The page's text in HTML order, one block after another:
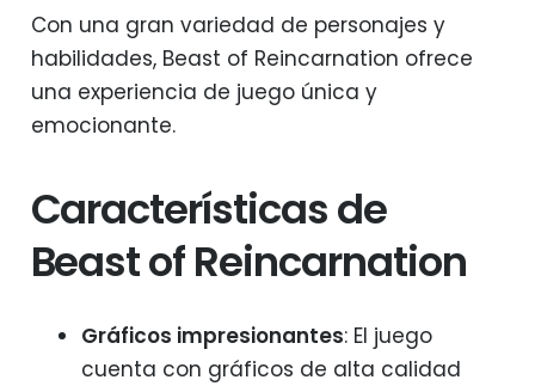
Con una gran variedad de personajes y
habilidades, Beast of Reincarnation ofrece
una experiencia de juego única y
emocionante.
Características de
Beast of Reincarnation
Gráficos impresionantes: El juego
cuenta con gráficos de alta calidad